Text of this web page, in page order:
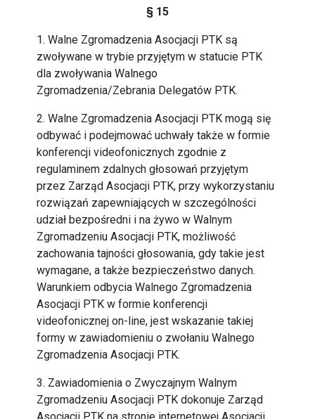
§ 15
1. Walne Zgromadzenia Asocjacji PTK są
zwoływane w trybie przyjętym w statucie PTK
dla zwoływania Walnego
Zgromadzenia/Zebrania Delegatów PTK.
2. Walne Zgromadzenia Asocjacji PTK mogą się
odbywać i podejmować uchwały także w formie
konferencji videofonicznych zgodnie z
regulaminem zdalnych głosowań przyjętym
przez Zarząd Asocjacji PTK, przy wykorzystaniu
rozwiązań zapewniających w szczególności
udział bezpośredni i na żywo w Walnym
Zgromadzeniu Asocjacji PTK, możliwość
zachowania tajności głosowania, gdy takie jest
wymagane, a także bezpieczeństwo danych.
Warunkiem odbycia Walnego Zgromadzenia
Asocjacji PTK w formie konferencji
videofonicznej on-line, jest wskazanie takiej
formy w zawiadomieniu o zwołaniu Walnego
Zgromadzenia Asocjacji PTK.
3. Zawiadomienia o Zwyczajnym Walnym
Zgromadzeniu Asocjacji PTK dokonuje Zarząd